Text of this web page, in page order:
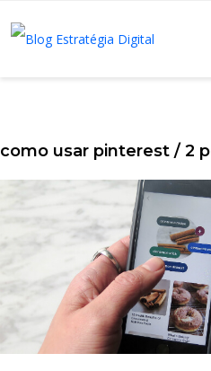
como usar pinterest / 2